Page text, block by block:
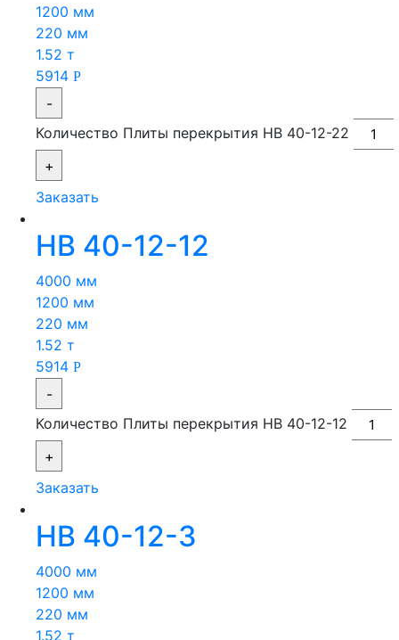
1200 мм
220 мм
1.52 т
5914 Р
-
Количество Плиты перекрытия НВ 40-12-22
+
Заказать
НВ 40-12-12
4000 мм
1200 мм
220 мм
1.52 т
5914 Р
-
Количество Плиты перекрытия НВ 40-12-12
+
Заказать
НВ 40-12-3
4000 мм
1200 мм
220 мм
1.52 т